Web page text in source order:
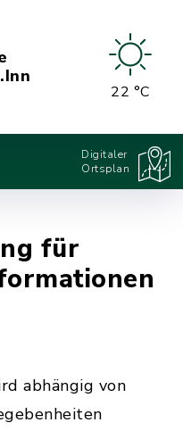
22 °C
Digitaler
Ortsplan
für
abhängig von